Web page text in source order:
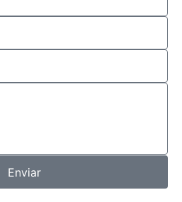
Enviar